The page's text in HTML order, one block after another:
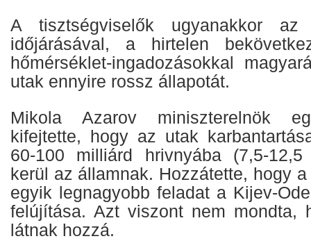
A tisztségviselők ugyanakkor
időjárásával, a hirtelen
hőmérséklet-ingadozásokkal
utak ennyire rossz állapotát.
Mikola Azarov miniszterelnök
kifejtette, hogy az utak
60-100 milliárd hrivnyába (7,5-
kerül az államnak. Hozzátette, hogy
egyik legnagyobb feladat a Kijev-
felújítása. Azt viszont nem mondta,
látnak hozzá.